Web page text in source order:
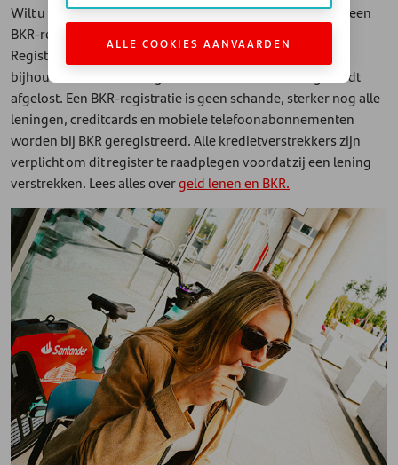
Wilt u een lening aanvragen? Dan wordt er gecheckt of u een
BKR-registratie heeft. BKR staat voor Bureau Krediet
Registratie: deze instantie is in Nederland belast met het
bijhouden wie een lening heeft – en hoe deze lening wordt
afgelost. Een BKR-registratie is geen schande, sterker nog alle
leningen, creditcards en mobiele telefoonabonnementen
worden bij BKR geregistreerd. Alle kredietverstrekkers zijn
verplicht om dit register te raadplegen voordat zij een lening
verstrekken. Lees alles overgeld lenen en BKR.
ALLE COOKIES AANVAARDEN